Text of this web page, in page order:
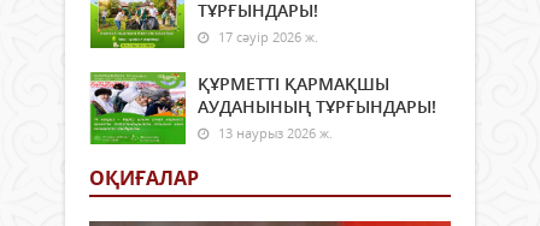
ТҰРҒЫНДАРЫ!
17 сәуір 2026 ж.
ҚҰРМЕТТІ ҚАРМАҚШЫ
АУДАНЫНЫҢ ТҰРҒЫНДАРЫ!
13 наурыз 2026 ж.
ОҚИҒАЛАР